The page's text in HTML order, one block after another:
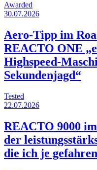
Awarded
30.07.2026
Aero-Tipp im
REACTO ONE
Highspeed-
Sekundenjagd“
Tested
22.07.2026
REACTO 9000
der
die ich je